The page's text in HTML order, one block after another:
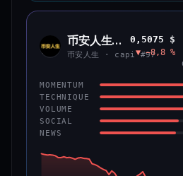
CAP. MARCHÉ
VAR. 7 J
VS ATH
−96,6 %
CONFIANCE
币安
人生
币安人生 (BinanceLife)
币安人生 · capi #97
0,5075 $
▼ −8,8 %
MOMENTUM
TECHNIQUE
VOLUME
SOCIAL
NEWS